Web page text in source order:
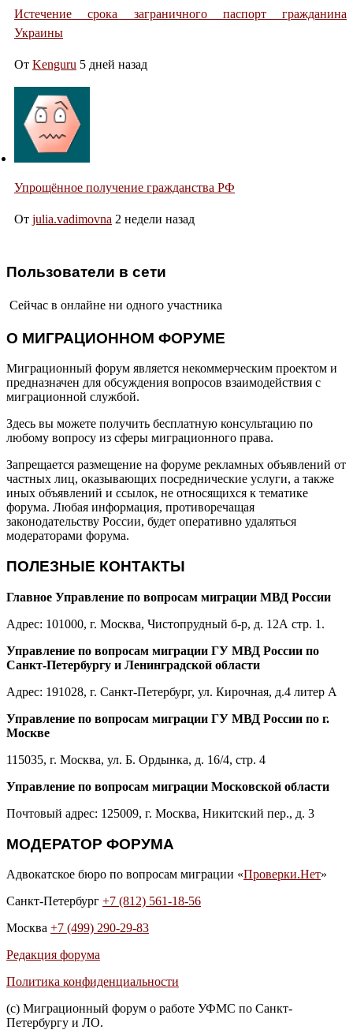
Истечение срока заграничного паспорт гражданина
Украины
От Kenguru 5 дней назад
Упрощённое получение гражданства РФ
От julia.vadimovna 2 недели назад
Пользователи в сети
Сейчас в онлайне ни одного участника
О МИГРАЦИОННОМ ФОРУМЕ
Миграционный форум является некоммерческим проектом и
предназначен для обсуждения вопросов взаимодействия с
миграционной службой.
Здесь вы можете получить бесплатную консультацию по
любому вопросу из сферы миграционного права.
Запрещается размещение на форуме рекламных объявлений от
частных лиц, оказывающих посреднические услуги, а также
иных объявлений и ссылок, не относящихся к тематике
форума. Любая информация, противоречащая
законодательству России, будет оперативно удаляться
модераторами форума.
ПОЛЕЗНЫЕ КОНТАКТЫ
Главное Управление по вопросам миграции МВД России
Адрес: 101000, г. Москва, Чистопрудный б-р, д. 12А стр. 1.
Управление по вопросам миграции ГУ МВД России по
Санкт-Петербургу и Ленинградской области
Адрес: 191028, г. Санкт-Петербург, ул. Кирочная, д.4 литер А
Управление по вопросам миграции ГУ МВД России по г.
Москве
115035, г. Москва, ул. Б. Ордынка, д. 16/4, стр. 4
Управление по вопросам миграции Московской области
Почтовый адрес: 125009, г. Москва, Никитский пер., д. 3
МОДЕРАТОР ФОРУМА
Адвокатское бюро по вопросам миграции «Проверки.Нет»
Санкт-Петербург +7 (812) 561-18-56
Москва +7 (499) 290-29-83
Редакция форума
Политика конфиденциальности
(с) Миграционный форум о работе УФМС по Санкт-
Петербургу и ЛО.